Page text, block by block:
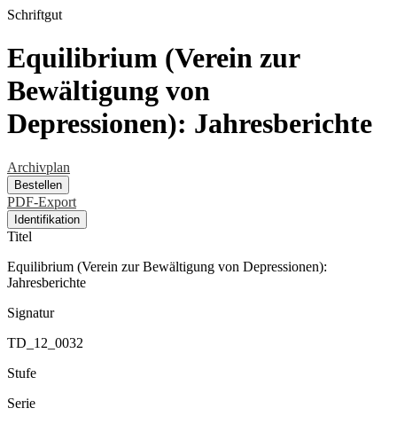
Schriftgut
Equilibrium (Verein zur
Bewältigung von
Depressionen): Jahresberichte
Archivplan
Bestellen
PDF-Export
Identifikation
Titel
Equilibrium (Verein zur Bewältigung von Depressionen):
Jahresberichte
Signatur
TD_12_0032
Stufe
Serie